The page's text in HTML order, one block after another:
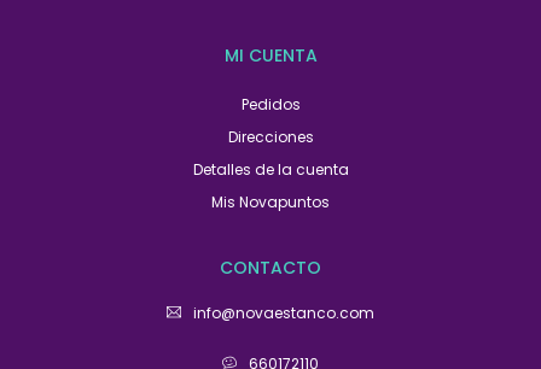
MI CUENTA
Pedidos
Direcciones
Detalles de la cuenta
Mis Novapuntos
CONTACTO
info@novaestanco.com
660172110